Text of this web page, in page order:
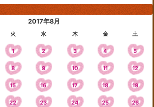
2017年8月
火 水 木 金 土
1 2 3 4 5
8 9 10 11 12
15 16 17 18 19
22 23 24 25 26